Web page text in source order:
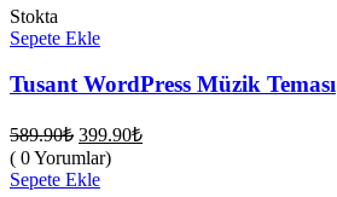
Stokta
Sepete Ekle
Tusant WordPress Müzik Teması
589.90₺ Orijinal
fiyat:
589.90₺.
399.90₺Şu
( 0 Yorumlar)
Sepete Ekle